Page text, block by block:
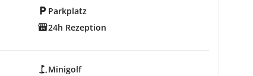
Parkplatz
24h Rezeption
Minigolf